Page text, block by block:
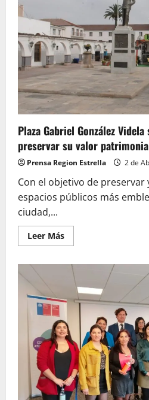
exhibición
para
celebrar
a
Gabriela
Mistral
en
su
día
Plaza Gabriel González
preservar su valor
Prensa Region Estrella 2 de
Con el objetivo de
espacios públicos más
ciudad,...
Leer MásLeer
más
Plaza
Gabriel
González
Videla
será
restaurada
para
preservar
su
valor
patrimonial